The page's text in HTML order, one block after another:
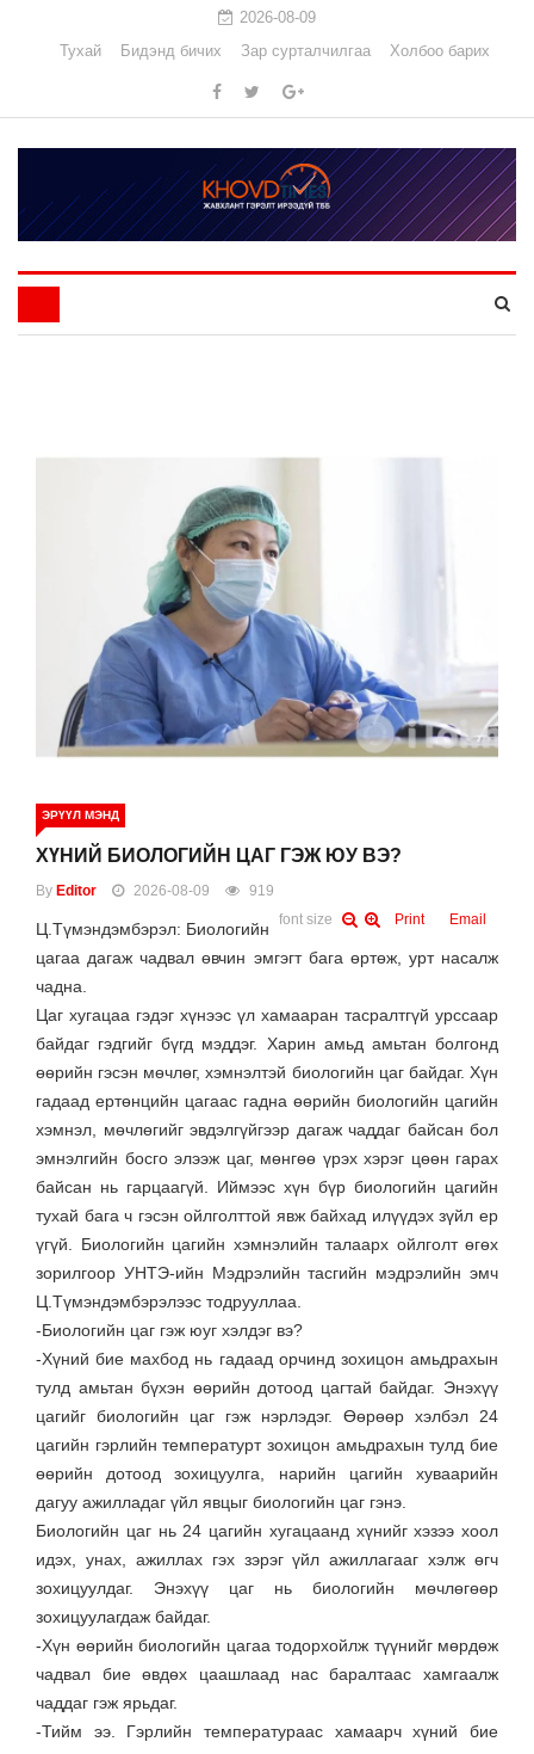
2026-08-09
Тухай
Бидэнд бичих Зар сурталчилгаа Холбоо барих
ЭРҮҮЛ МЭНД
ХҮНИЙ БИОЛОГИЙН ЦАГ ГЭЖ ЮУ ВЭ?
By Editor 2026-08-09
919
font size
Print Email
Ц.Түмэндэмбэрэл: Биологийн
цагаа дагаж чадвал өвчин эмгэгт бага өртөж, урт насалж
чадна.
Цаг хугацаа гэдэг хүнээс үл хамааран тасралтгүй урссаар
байдаг гэдгийг бүгд мэддэг. Харин амьд амьтан болгонд
өөрийн гэсэн мөчлөг, хэмнэлтэй биологийн цаг байдаг. Хүн
гадаад ертөнцийн цагаас гадна өөрийн биологийн цагийн
хэмнэл, мөчлөгийг эвдэлгүйгээр дагаж чаддаг байсан бол
эмнэлгийн босго элээж цаг, мөнгөө үрэх хэрэг цөөн гарах
байсан нь гарцаагүй. Иймээс хүн бүр биологийн цагийн
тухай бага ч гэсэн ойлголттой явж байхад илүүдэх зүйл ер
үгүй. Биологийн цагийн хэмнэлийн талаарх ойлголт өгөх
зорилгоор УНТЭ-ийн Мэдрэлийн тасгийн мэдрэлийн эмч
Ц.Түмэндэмбэрэлээс тодрууллаа.
-Биологийн цаг гэж юуг хэлдэг вэ?
-Хүний бие махбод нь гадаад орчинд зохицон амьдрахын
тулд амьтан бүхэн өөрийн дотоод цагтай байдаг. Энэхүү
цагийг биологийн цаг гэж нэрлэдэг. Өөрөөр хэлбэл 24
цагийн гэрлийн температурт зохицон амьдрахын тулд бие
өөрийн дотоод зохицуулга, нарийн цагийн хуваарийн
дагуу ажилладаг үйл явцыг биологийн цаг гэнэ.
Биологийн цаг нь 24 цагийн хугацаанд хүнийг хэзээ хоол
идэх, унах, ажиллах гэх зэрэг үйл ажиллагааг хэлж өгч
зохицуулдаг. Энэхүү цаг нь биологийн мөчлөгөөр
зохицуулагдаж байдаг.
-Хүн өөрийн биологийн цагаа тодорхойлж түүнийг мөрдөж
чадвал бие өвдөх цаашлаад нас баралтаас хамгаалж
чаддаг гэж ярьдаг.
-Тийм ээ. Гэрлийн температураас хамаарч хүний бие